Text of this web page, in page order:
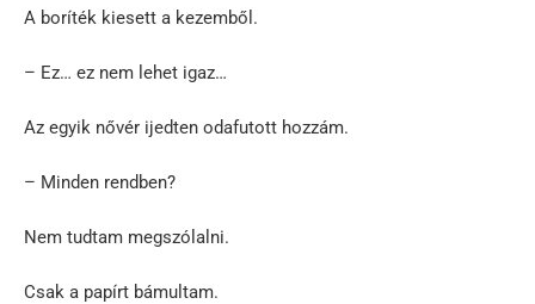
A boríték kiesett a kezemből.
– Ez… ez nem lehet igaz…
Az egyik nővér ijedten odafutott hozzám.
– Minden rendben?
Nem tudtam megszólalni.
Csak a papírt bámultam.